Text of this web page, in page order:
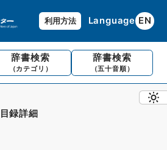
利用方法 Language EN
辞書検索
（カテゴリ）
辞書検索
（五十音順）
目録詳細